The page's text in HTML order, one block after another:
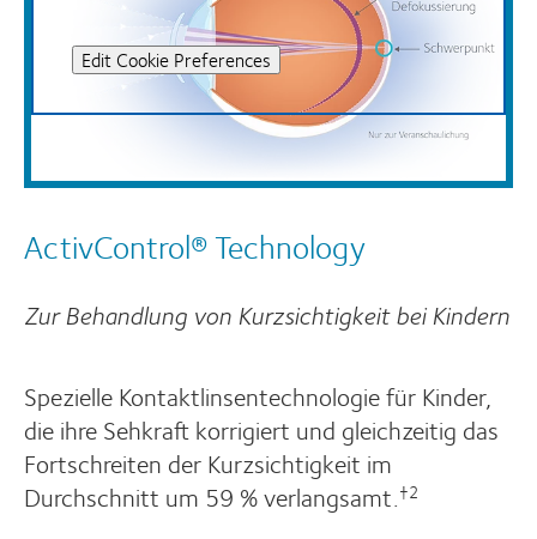
Edit Cookie Preferences
ActivControl® Technology
Zur Behandlung von Kurzsichtigkeit bei Kindern
Spezielle Kontaktlinsentechnologie für Kinder,
die ihre Sehkraft korrigiert und gleichzeitig das
Fortschreiten der Kurzsichtigkeit im
Durchschnitt um 59 % verlangsamt.†2